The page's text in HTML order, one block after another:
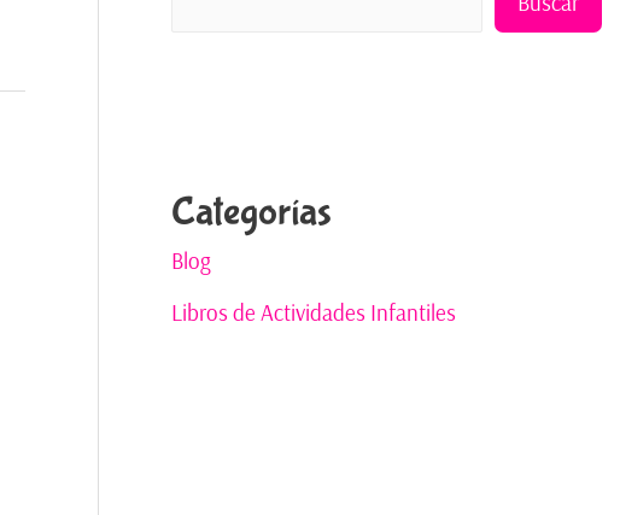
Categorías
Blog
Libros de Actividades Infantiles